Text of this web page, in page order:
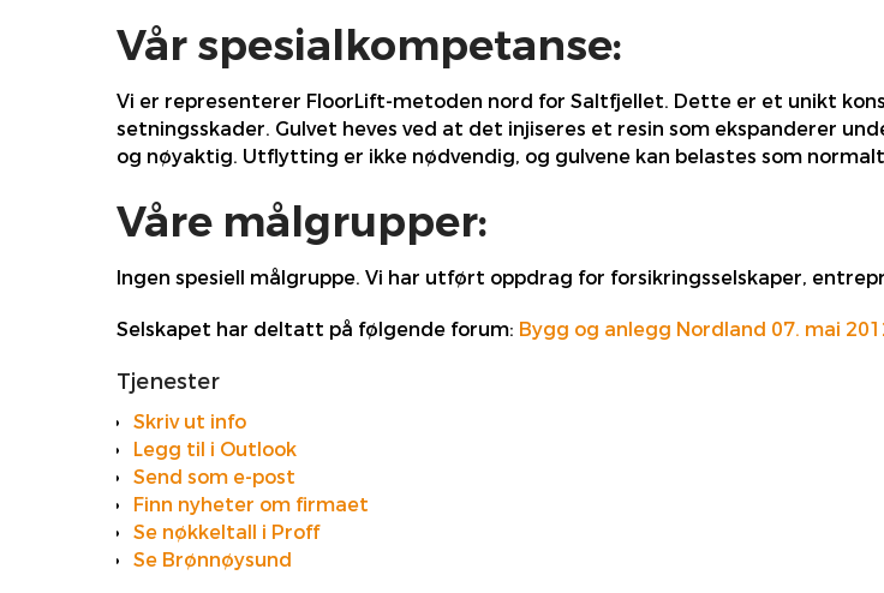
Vår spesialkompetanse:
Vi er representerer FloorLift-metoden nord for Saltfjellet. Dette er et unikt
setningsskader. Gulvet heves ved at det injiseres et resin som ekspanderer
og nøyaktig. Utflytting er ikke nødvendig, og gulvene kan belastes som
Våre målgrupper:
Ingen spesiell målgruppe. Vi har utført oppdrag for forsikringsselskaper,
Selskapet har deltatt på følgende forum: Bygg og anlegg Nordland 07. mai
Tjenester
Skriv ut info
Legg til i Outlook
Send som e-post
Finn nyheter om firmaet
Se nøkkeltall i Proff
Se Brønnøysund